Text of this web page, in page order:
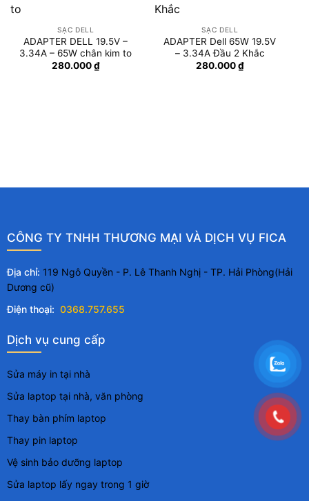
SẠC DELL
ADAPTER DELL 19.5V –
3.34A – 65W chân kim to
280.000₫
SẠC DELL
ADAPTER Dell 65W 19.5V
– 3.34A Đầu 2 Khắc
280.000₫
CÔNG TY TNHH THƯƠNG MẠI VÀ DỊCH VỤ FICA
Địa chỉ: 119 Ngô Quyền - P. Lê Thanh Nghị - TP. Hải Phòng(Hải
Dương cũ)
Điện thoại: 0368.757.655
Dịch vụ cung cấp
Sửa máy in tại nhà
Sửa laptop tại nhà, văn phòng
Thay bàn phím laptop
Thay pin laptop
Vệ sinh bảo dưỡng laptop
Sửa laptop lấy ngay trong 1 giờ